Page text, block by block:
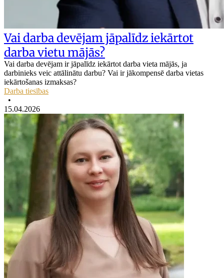
Vai darba devējam jāpalīdz iekārtot
darba vietu mājās?
Vai darba devējam ir jāpalīdz iekārtot darba vieta mājās, ja
darbinieks veic attālinātu darbu? Vai ir jākompensē darba vietas
iekārtošanas izmaksas?
Darba tiesības
•
15.04.2026